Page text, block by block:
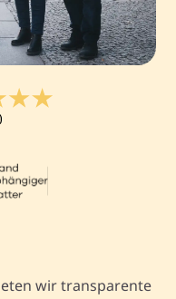
wir transparente